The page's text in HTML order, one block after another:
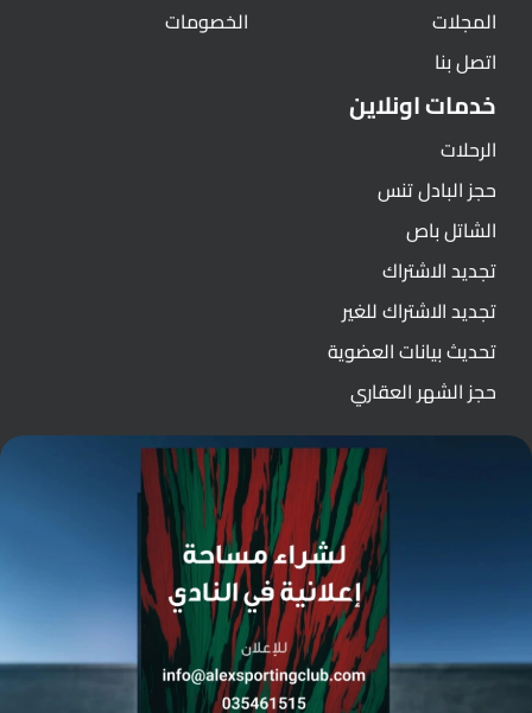
المجلات
اتصل بنا
الخصومات
خدمات اونلاين
الرحلات
حجز البادل تنس
الشاتل باص
تجديد الاشتراك
تجديد الاشتراك للغير
تحديث بيانات العضوية
حجز الشهر العقاري